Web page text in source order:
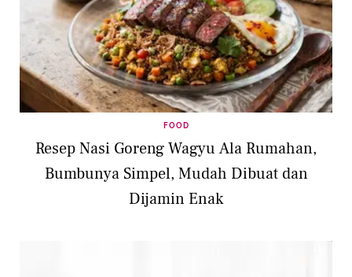
FOOD
Resep Nasi Goreng Wagyu Ala Rumahan,
Bumbunya Simpel, Mudah Dibuat dan
Dijamin Enak